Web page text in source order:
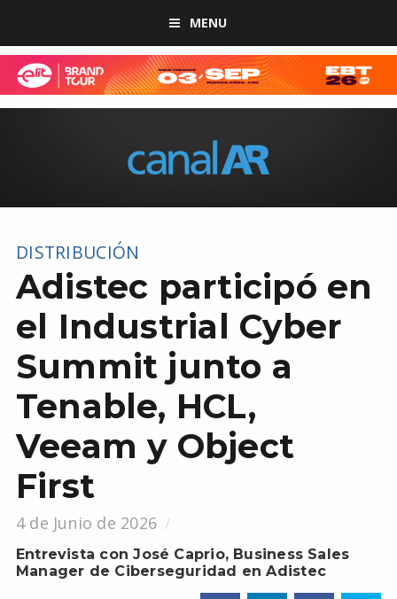
MENU
DISTRIBUCIÓN
Adistec participó en
el Industrial Cyber
Summit junto a
Tenable, HCL,
Veeam y Object
First
4 de Junio de 2026
Entrevista con José Caprio, Business Sales
Manager de Ciberseguridad en Adistec